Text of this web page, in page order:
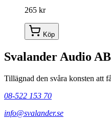
265 kr
Köp
Svalander Audio AB
Tillägnad den svåra konsten att
08-522 153 70
info@svalander.se